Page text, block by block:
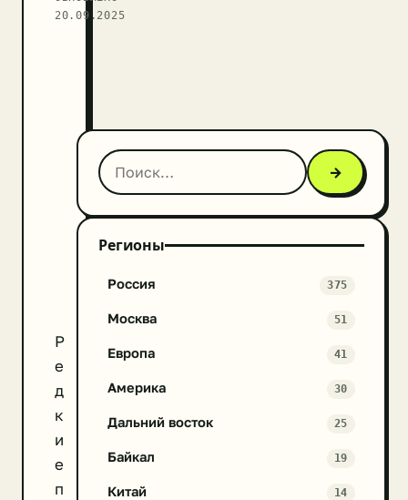
20.09.2025
Р
е
д
к
и
е
п
→
Регионы
Россия 375
Москва 51
Европа 41
Америка 30
Дальний восток 25
Байкал 19
Китай 14